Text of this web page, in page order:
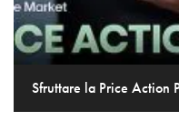
Sfruttare la Price Action